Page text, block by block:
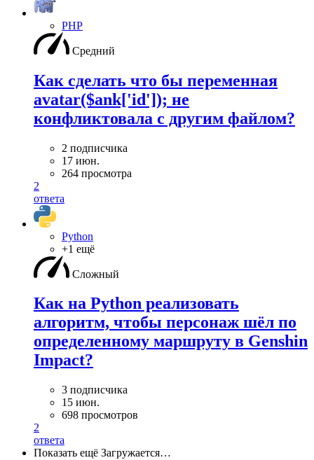
PHP
Средний
Как сделать что бы переменная
avatar($ank['id']); не
конфликтовала с другим файлом?
2 подписчика
17 июн.
264 просмотра
2
ответа
Python
+1 ещё
Сложный
Как на Python реализовать
алгоритм, чтобы персонаж шёл по
определенному маршруту в Genshin
Impact?
3 подписчика
15 июн.
698 просмотров
2
ответа
Показать ещё Загружается…